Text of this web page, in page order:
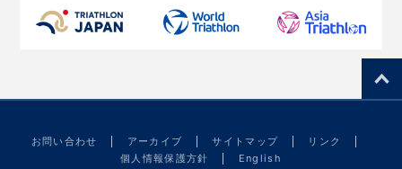
お問い合わせ アーカイブ サイトマップ
リンク
個人情報保護方針
English